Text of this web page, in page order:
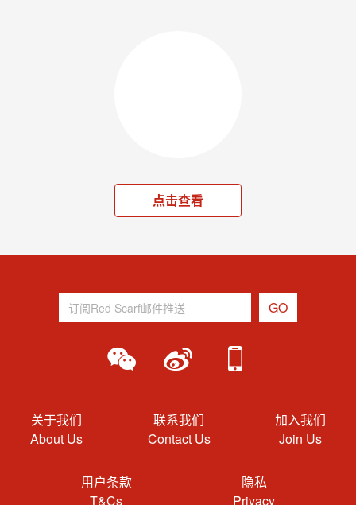
点击查看
关于我们
About Us
联系我们
Contact Us
加入我们
Join Us
用户条款
T&Cs
隐私
Privacy